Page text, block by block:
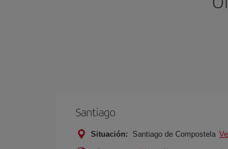
Santiago
Situación: Santiago de Compostela